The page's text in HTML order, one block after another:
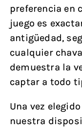
preferencia en
juego es
antigüedad,
cualquier
demuestra la
captar a todo
Una vez
nuestra